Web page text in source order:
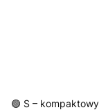
🟢 S –